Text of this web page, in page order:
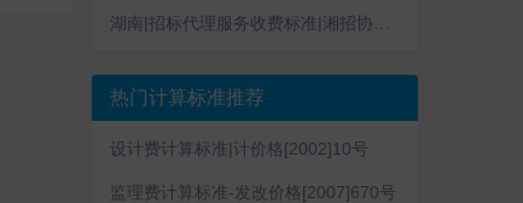
热门计算标准推荐
设计费计算标准|计价格[2002]10号
监理费计算标准-发改价格[2007]670号